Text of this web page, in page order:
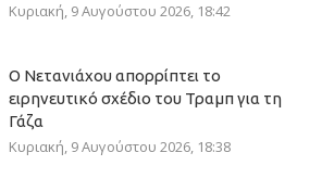
Κυριακή, 9 Αυγούστου 2026, 18:42
Ο Νετανιάχου απορρίπτει το
ειρηνευτικό σχέδιο του Τραμπ για τη
Γάζα
Κυριακή, 9 Αυγούστου 2026, 18:38